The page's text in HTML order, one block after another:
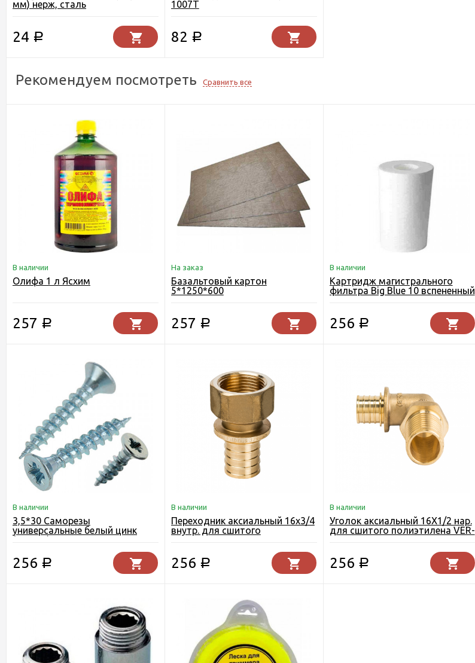
мм) нерж, сталь
24 Р
1007T
82 Р
Рекомендуем посмотреть Сравнить все
В наличии
Олифа 1 л Ясхим
257 Р
На заказ
Базальтовый картон
5*1250*600
257 Р
В наличии
Картридж магистрального
фильтра Big Blue 10 вспененный
256 Р
В наличии
3,5*30 Саморезы
универсальные белый цинк
(500 шт)
256 Р
В наличии
Переходник аксиальный 16х3/4
внутр. для сшитого
256 Р
В наличии
Уголок аксиальный 16Х1/2 нар.
для сшитого полиэтилена VER-
256 Р